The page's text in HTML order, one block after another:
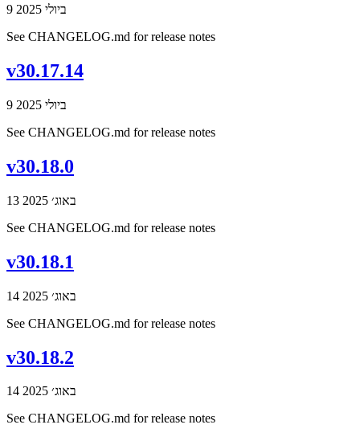
9 ביולי 2025
See CHANGELOG.md for release notes
v30.17.14
9 ביולי 2025
See CHANGELOG.md for release notes
v30.18.0
13 באוג׳ 2025
See CHANGELOG.md for release notes
v30.18.1
14 באוג׳ 2025
See CHANGELOG.md for release notes
v30.18.2
14 באוג׳ 2025
See CHANGELOG.md for release notes